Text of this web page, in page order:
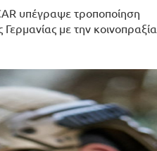
υπέγραψε τροποποίηση
με την κοινοπραξία